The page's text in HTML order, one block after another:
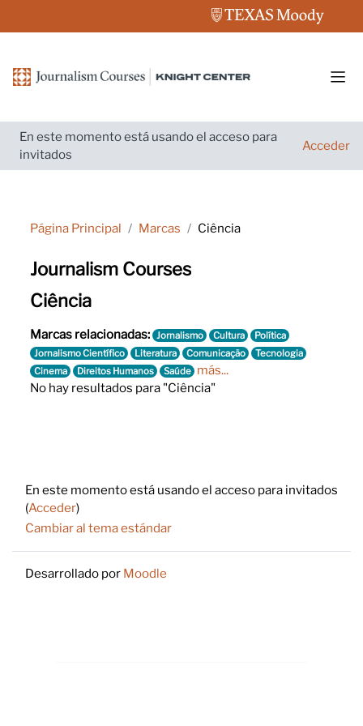
En este momento está usando el acceso para
invitados
Acceder
Página Principal Marcas Ciência
Journalism Courses
Ciência
Marcas relacionadas: Jornalismo Cultura
Política
Jornalismo Científico
Literatura Comunicação
Tecnologia
Cinema
Direitos Humanos Saúde más...
No hay resultados para "Ciência"
En este momento está usando el acceso para invitados
(Acceder)
Cambiar al tema estándar
Desarrollado por Moodle